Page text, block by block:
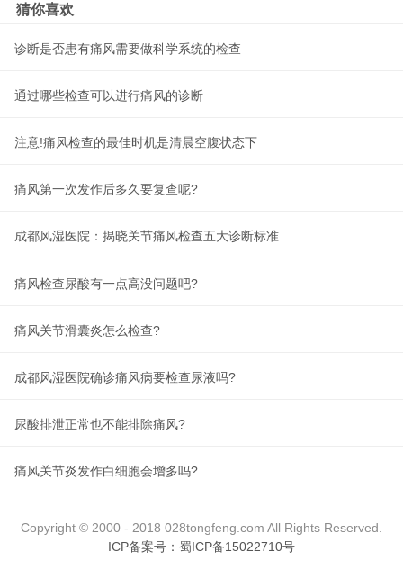
猜你喜欢
诊断是否患有痛风需要做科学系统的检查
通过哪些检查可以进行痛风的诊断
注意!痛风检查的最佳时机是清晨空腹状态下
痛风第一次发作后多久要复查呢?
成都风湿医院：揭晓关节痛风检查五大诊断标准
痛风检查尿酸有一点高没问题吧?
痛风关节滑囊炎怎么检查?
成都风湿医院确诊痛风病要检查尿液吗?
尿酸排泄正常也不能排除痛风?
痛风关节炎发作白细胞会增多吗?
Copyright © 2000 - 2018 028tongfeng.com All Rights Reserved.
ICP备案号：蜀ICP备15022710号